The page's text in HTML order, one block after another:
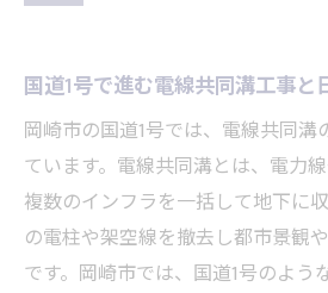
国道1号で進む電線共同溝工事と
岡崎市の国道1号では、電線共同溝
ています。電線共同溝とは、電力
複数のインフラを一括して地下に
の電柱や架空線を撤去し都市景観
です。岡崎市では、国道1号のよう